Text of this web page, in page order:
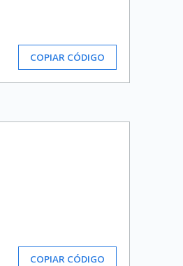
COPIAR CÓDIGO
COPIAR CÓDIGO